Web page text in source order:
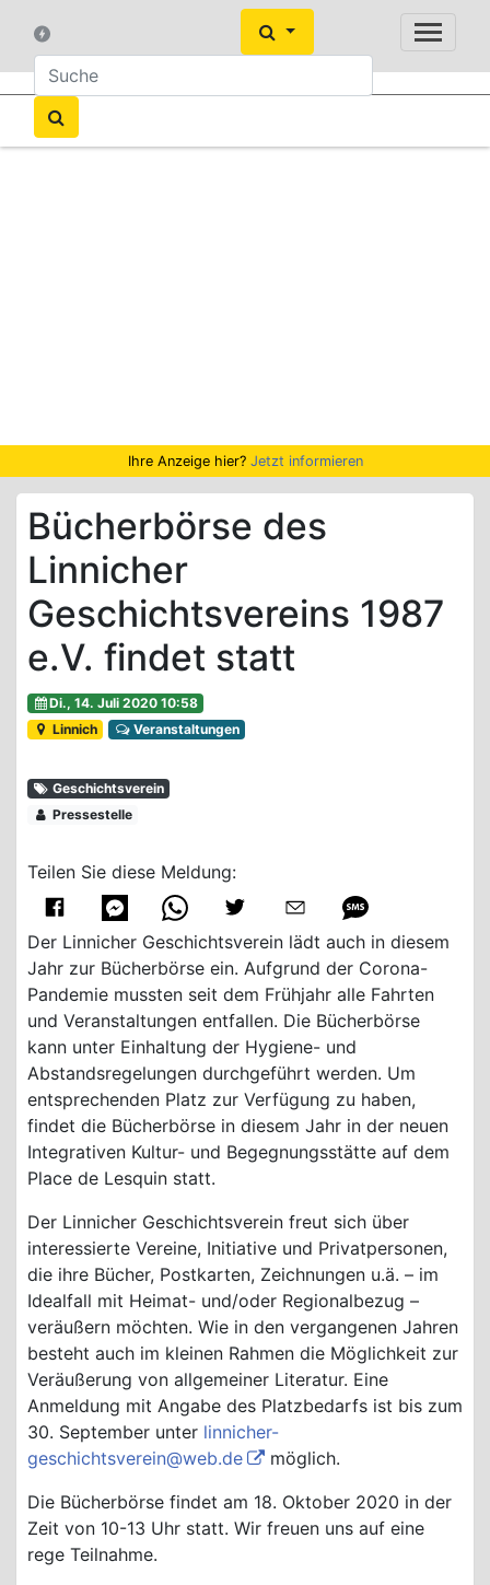
Ihre Anzeige hier? Jetzt informieren
Bücherbörse des
Linnicher
Geschichtsvereins 1987
e.V. findet statt
Di., 14. Juli 2020 10:58
Linnich
Veranstaltungen
Geschichtsverein
Pressestelle
Teilen Sie diese Meldung:
Der Linnicher Geschichtsverein lädt auch in diesem
Jahr zur Bücherbörse ein. Aufgrund der Corona-
Pandemie mussten seit dem Frühjahr alle Fahrten
und Veranstaltungen entfallen. Die Bücherbörse
kann unter Einhaltung der Hygiene- und
Abstandsregelungen durchgeführt werden. Um
entsprechenden Platz zur Verfügung zu haben,
findet die Bücherbörse in diesem Jahr in der neuen
Integrativen Kultur- und Begegnungsstätte auf dem
Place de Lesquin statt.
Der Linnicher Geschichtsverein freut sich über
interessierte Vereine, Initiative und Privatpersonen,
die ihre Bücher, Postkarten, Zeichnungen u.ä. – im
Idealfall mit Heimat- und/oder Regionalbezug –
veräußern möchten. Wie in den vergangenen Jahren
besteht auch im kleinen Rahmen die Möglichkeit zur
Veräußerung von allgemeiner Literatur. Eine
Anmeldung mit Angabe des Platzbedarfs ist bis zum
30. September unter linnicher-
geschichtsverein@web.de
möglich.
Die Bücherbörse findet am 18. Oktober 2020 in der
Zeit von 10-13 Uhr statt. Wir freuen uns auf eine
rege Teilnahme.